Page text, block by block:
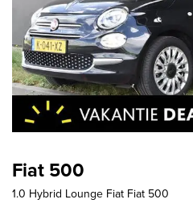
Fiat 500
1.0 Hybrid Lounge Fiat Fiat 500